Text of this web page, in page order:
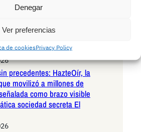
Denegar
Ver preferencias
de cookiesPrivacy Policy
a los conductores:
carreteras europeas
precedentes: HazteOír, la
movilizó a millones de
como brazo visible
sociedad secreta El